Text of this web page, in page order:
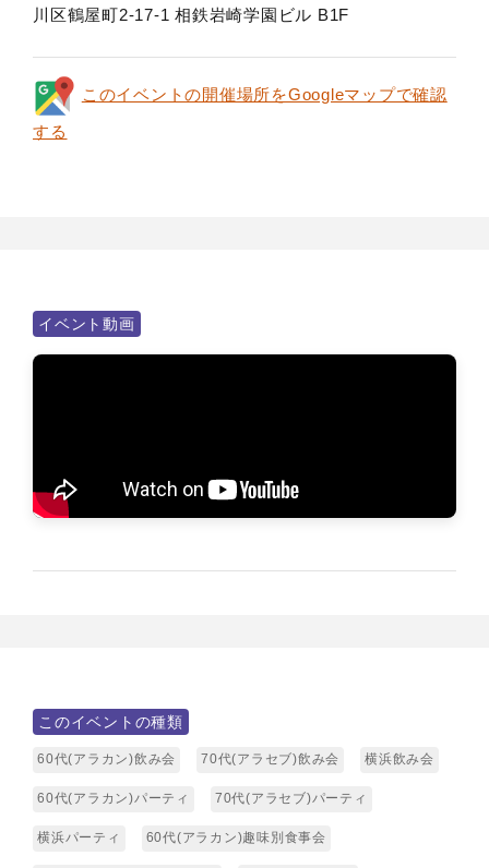
川区鶴屋町2-17-1 相鉄岩崎学園ビル B1F
このイベントの開催場所をGoogleマップで確認
する
イベント動画
このイベントの種類
60代(アラカン)飲み会 70代(アラセブ)飲み会 横浜飲み会
60代(アラカン)パーティ 70代(アラセブ)パーティ
横浜パーティ 60代(アラカン)趣味別食事会